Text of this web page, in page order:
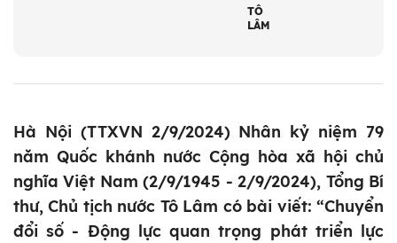
TÔ
LÂM
Hà Nội (TTXVN 2/9/2024) Nhân kỷ niệm 79
năm Quốc khánh nước Cộng hòa xã hội chủ
nghĩa Việt Nam (2/9/1945 - 2/9/2024), Tổng Bí
thư, Chủ tịch nước Tô Lâm có bài viết: “Chuyển
đổi số - Động lực quan trọng phát triển lực